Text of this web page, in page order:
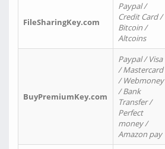
FileSharingKey.com
Paypal /
Credit Card /
Bitcoin /
Altcoins
BuyPremiumKey.com
Paypal / Visa
/ Mastercard
/ Webmoney
/ Bank
Transfer /
Perfect
money /
Amazon pay